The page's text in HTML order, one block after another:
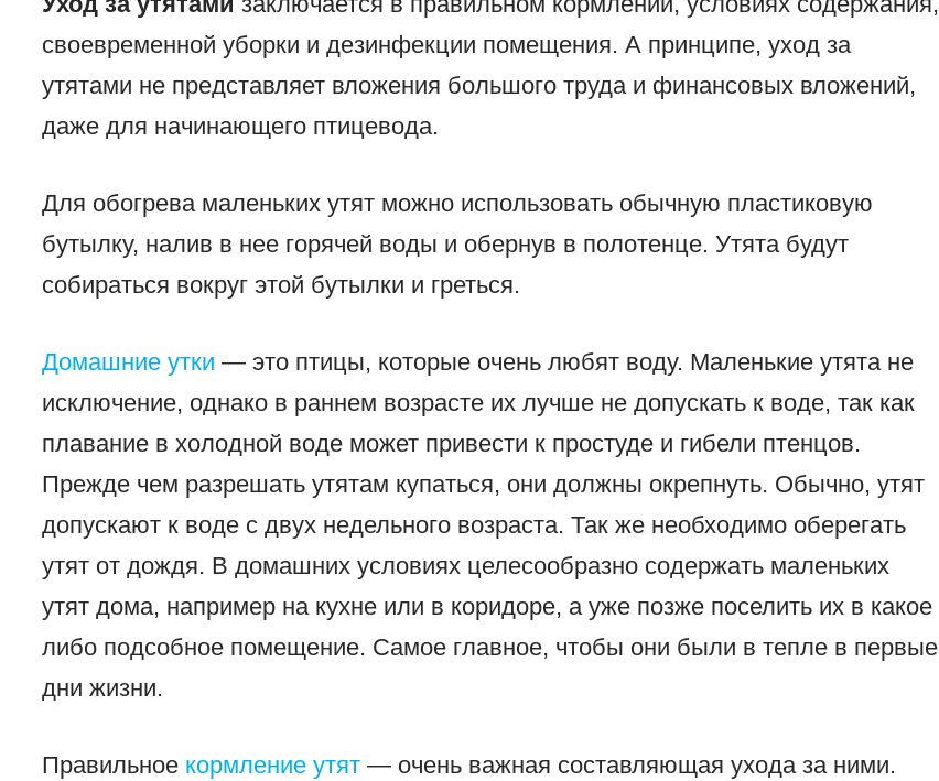
своевременной уборки и дезинфекции помещения. А принципе, уход за
утятами не представляет вложения большого труда и финансовых вложений,
даже для начинающего птицевода.
Для обогрева маленьких утят можно использовать обычную пластиковую
бутылку, налив в нее горячей воды и обернув в полотенце. Утята будут
собираться вокруг этой бутылки и греться.
Домашние утки — это птицы, которые очень любят воду. Маленькие утята не
исключение, однако в раннем возрасте их лучше не допускать к воде, так как
плавание в холодной воде может привести к простуде и гибели птенцов.
Прежде чем разрешать утятам купаться, они должны окрепнуть. Обычно, утят
допускают к воде с двух недельного возраста. Так же необходимо оберегать
утят от дождя. В домашних условиях целесообразно содержать маленьких
утят дома, например на кухне или в коридоре, а уже позже поселить их в какое
либо подсобное помещение. Самое главное, чтобы они были в тепле в первые
дни жизни.
Правильное кормление утят — очень важная составляющая ухода за ними.